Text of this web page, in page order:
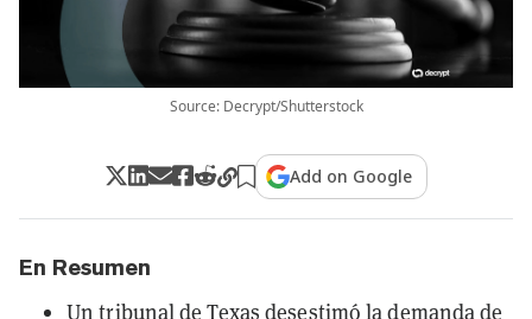
Source: Decrypt/Shutterstock
Add on Google
En Resumen
Un tribunal de Texas desestimó la demanda de